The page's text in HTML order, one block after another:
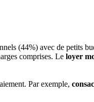
(44%) avec de petits
comprises. Le loyer
Par exemple,